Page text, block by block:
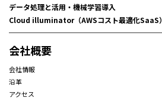
データ処理と活用・機械学習導入
Cloud illuminator（AWSコスト最適化SaaS）
会社概要
会社情報
沿革
アクセス